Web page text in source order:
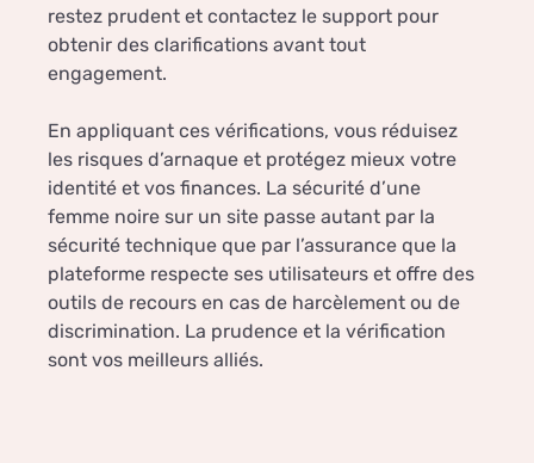
restez prudent et contactez le support pour
obtenir des clarifications avant tout
engagement.
En appliquant ces vérifications, vous réduisez
les risques d’arnaque et protégez mieux votre
identité et vos finances. La sécurité d’une
femme noire sur un site passe autant par la
sécurité technique que par l’assurance que la
plateforme respecte ses utilisateurs et offre des
outils de recours en cas de harcèlement ou de
discrimination. La prudence et la vérification
sont vos meilleurs alliés.